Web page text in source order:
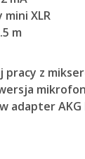
mini XLR
m
z
adapter AKG